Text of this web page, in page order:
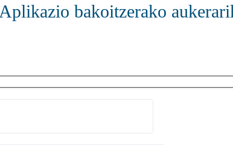
Aplikazio bakoitzerako